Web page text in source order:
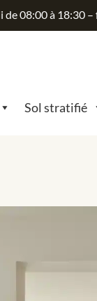
08:00 à 18:30 –
Sol stratifié